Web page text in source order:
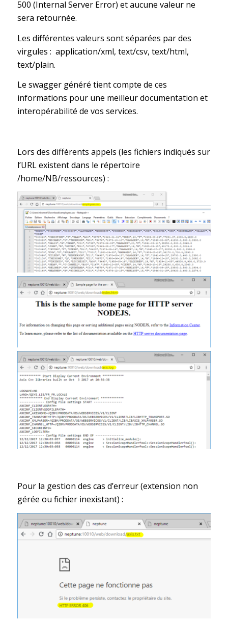
500 (Internal Server Error) et aucune valeur ne
sera retournée.
Les différentes valeurs sont séparées par des
virgules : application/xml, text/csv, text/html,
text/plain.
Le swagger généré tient compte de ces
informations pour une meilleur documentation et
interopérabilité de vos services.
Lors des différents appels (les fichiers indiqués sur
l’URL existent dans le répertoire
/home/NB/ressources) :
Pour la gestion des cas d’erreur (extension non
gérée ou fichier inexistant) :